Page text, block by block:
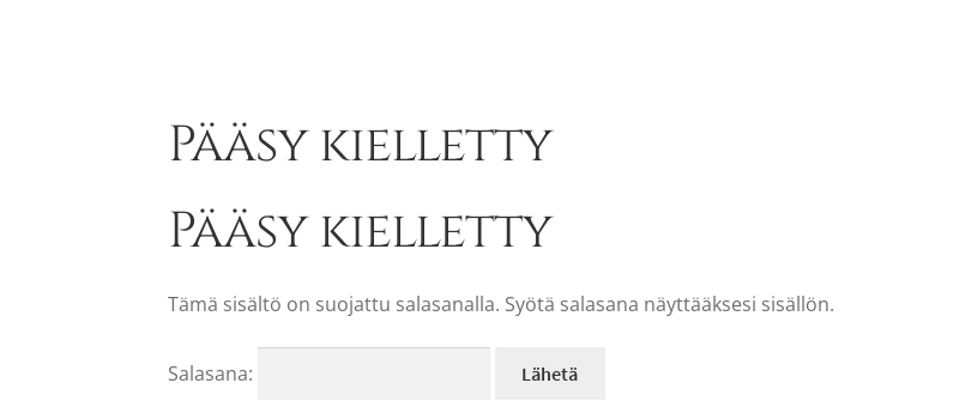
Pääsy kielletty
Pääsy kielletty
Tämä sisältö on suojattu salasanalla. Syötä salasana näyttääksesi sisällön.
Salasana: